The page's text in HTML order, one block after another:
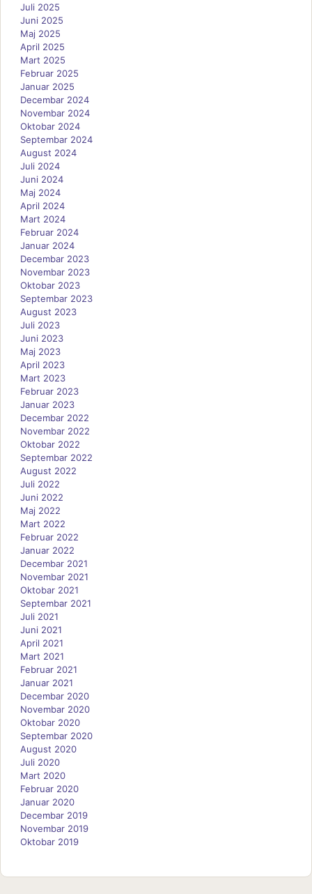
Juli 2025
Juni 2025
Maj 2025
April 2025
Mart 2025
Februar 2025
Januar 2025
Decembar 2024
Novembar 2024
Oktobar 2024
Septembar 2024
August 2024
Juli 2024
Juni 2024
Maj 2024
April 2024
Mart 2024
Februar 2024
Januar 2024
Decembar 2023
Novembar 2023
Oktobar 2023
Septembar 2023
August 2023
Juli 2023
Juni 2023
Maj 2023
April 2023
Mart 2023
Februar 2023
Januar 2023
Decembar 2022
Novembar 2022
Oktobar 2022
Septembar 2022
August 2022
Juli 2022
Juni 2022
Maj 2022
Mart 2022
Februar 2022
Januar 2022
Decembar 2021
Novembar 2021
Oktobar 2021
Septembar 2021
Juli 2021
Juni 2021
April 2021
Mart 2021
Februar 2021
Januar 2021
Decembar 2020
Novembar 2020
Oktobar 2020
Septembar 2020
August 2020
Juli 2020
Mart 2020
Februar 2020
Januar 2020
Decembar 2019
Novembar 2019
Oktobar 2019